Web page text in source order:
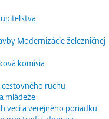
Modernizácie železničnej
komisia
ruchu
mládeže
vecí a verejného poriadku